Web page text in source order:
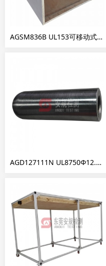
AGSM836B UL153可移动式橱柜灯测试箱
AGD127111N UL8750Φ12.7mm半球推力探棒